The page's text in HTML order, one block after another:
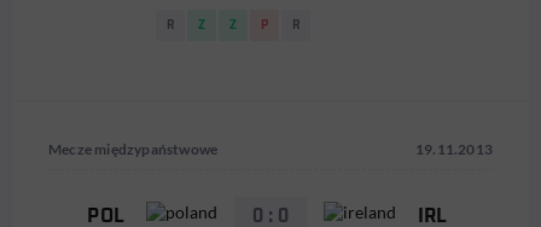
R Z Z P R
Mecze międzypaństwowe 19.11.2013
POL 0 : 0 IRL